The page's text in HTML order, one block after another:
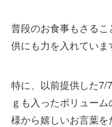
普段のお食事もさる
供にも力を入れていま
特に、以前提供した7/
ｇも入ったボリュー
様から嬉しいお言葉を